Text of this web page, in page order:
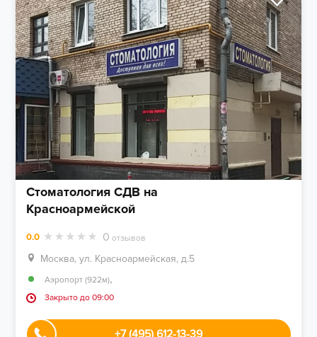
Стоматология СДВ на
Красноармейской
0.0 0 отзывов
Москва, ул. Красноармейская, д.5
Аэропорт (922м),
Закрыто до 09:00